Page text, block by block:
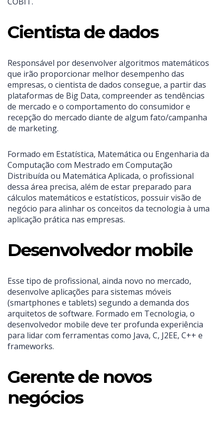
Cientista de dados
Responsável por desenvolver algoritmos matemáticos
que irão proporcionar melhor desempenho das
empresas, o cientista de dados consegue, a partir das
plataformas de Big Data, compreender as tendências
de mercado e o comportamento do consumidor e
recepção do mercado diante de algum fato/campanha
de marketing.
Formado em Estatística, Matemática ou Engenharia da
Computação com Mestrado em Computação
Distribuída ou Matemática Aplicada, o profissional
dessa área precisa, além de estar preparado para
cálculos matemáticos e estatísticos, possuir visão de
negócio para alinhar os conceitos da tecnologia à uma
aplicação prática nas empresas.
Desenvolvedor mobile
Esse tipo de profissional, ainda novo no mercado,
desenvolve aplicações para sistemas móveis
(smartphones e tablets) segundo a demanda dos
arquitetos de software. Formado em Tecnologia, o
desenvolvedor mobile deve ter profunda experiência
para lidar com ferramentas como Java, C, J2EE, C++ e
frameworks.
Gerente de novos
negócios